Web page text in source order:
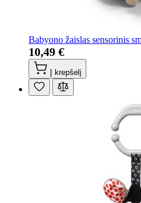
Babyono žaislas sensorinis
10,49 €
Į krepšelį